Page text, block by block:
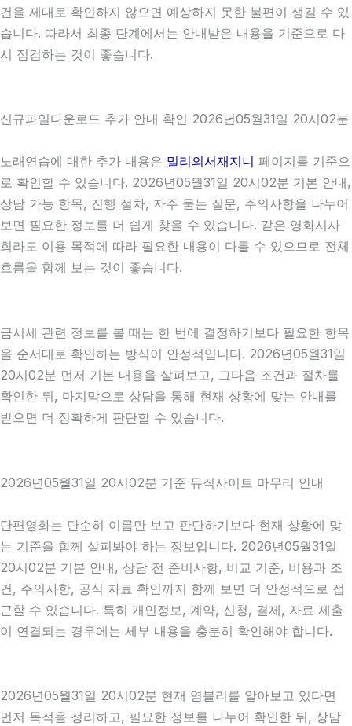
건을 제대로 확인하지 않으면 예상하지 못한 불편이 생길 수 있
습니다. 따라서 최종 단계에서는 안내받은 내용을 기준으로 다
시 점검하는 것이 좋습니다.
신규파일다운로드 추가 안내 확인 2026년05월31일 20시02분
노래연습에 대한 추가 내용은 밀리의서재지니 페이지를 기준으
로 확인할 수 있습니다. 2026년05월31일 20시02분 기본 안내,
상담 가능 항목, 진행 절차, 자주 묻는 질문, 주의사항을 나누어
보면 필요한 정보를 더 쉽게 찾을 수 있습니다. 같은 영화시사
회라도 이용 목적에 따라 필요한 내용이 다를 수 있으므로 전체
흐름을 함께 보는 것이 좋습니다.
금시세 관련 정보를 볼 때는 한 번에 결정하기보다 필요한 항목
을 순서대로 확인하는 방식이 안정적입니다. 2026년05월31일
20시02분 먼저 기본 내용을 살펴보고, 그다음 조건과 절차를
확인한 뒤, 마지막으로 상담을 통해 현재 상황에 맞는 안내를
받으면 더 정확하게 판단할 수 있습니다.
2026년05월31일 20시02분 기준 뮤직사이트 마무리 안내
단편영화는 단순히 이름만 보고 판단하기보다 현재 상황에 맞
는 기준을 함께 살펴봐야 하는 정보입니다. 2026년05월31일
20시02분 기본 안내, 상담 전 준비사항, 비교 기준, 비용과 조
건, 주의사항, 공식 자료 확인까지 함께 보면 더 안정적으로 접
근할 수 있습니다. 특히 개인정보, 계약, 신청, 결제, 자료 제출
이 연결되는 경우에는 세부 내용을 충분히 확인해야 합니다.
2026년05월31일 20시02분 현재 염블리를 알아보고 있다면
먼저 목적을 정리하고, 필요한 정보를 나누어 확인한 뒤, 상담